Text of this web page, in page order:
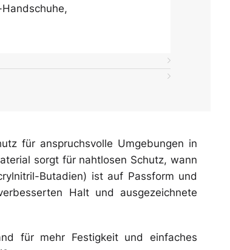
,
für anspruchsvolle Umgebungen in
sorgt für nahtlosen Schutz, wann
Butadien) ist auf Passform und
Halt und ausgezeichnete
für mehr Festigkeit und einfaches